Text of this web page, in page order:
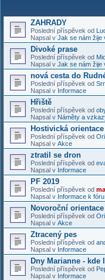
ZAHRADY
Poslední příspěvek od
Napsal v Jak se nám žije
Divoké prase
Poslední příspěvek od
Napsal v Jak se nám žije
nová cesta do
Poslední příspěvek od
Napsal v Informace
Hřiště
Poslední příspěvek od
Napsal v Náměty a
Hostivická
Poslední příspěvek od
Napsal v Akce
ztratil se dron
Poslední příspěvek od
Napsal v Informace
PF 2019
Poslední příspěvek od
Napsal v Informace k fóru
Novoroční orientace
Poslední příspěvek od
Napsal v Akce
Ztracený pes
Poslední příspěvek od
Napsal v Informace
Dny Marianne - kde
Poslední příspěvek od
Napsal v Informace